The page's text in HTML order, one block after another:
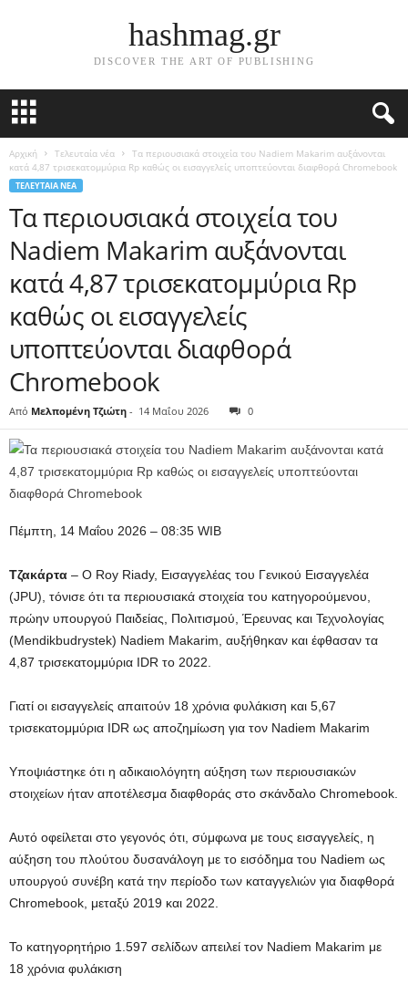
hashmag.gr
DISCOVER THE ART OF PUBLISHING
Αρχική Τελευταία νέα
Τα περιουσιακά στοιχεία του Nadiem Makarim αυξάνονται
κατά 4,87 τρισεκατομμύρια Rp καθώς οι εισαγγελείς υποπτεύονται διαφθορά Chromebook
ΤΕΛΕΥΤΑΊΑ ΝΈΑ
Τα περιουσιακά στοιχεία του
Nadiem Makarim αυξάνονται
κατά 4,87 τρισεκατομμύρια Rp
καθώς οι εισαγγελείς
υποπτεύονται διαφθορά
Chromebook
Από Μελπομένη Τζιώτη - 14 Μαΐου 2026 0
Πέμπτη, 14 Μαΐου 2026 – 08:35 WIB
Τζακάρτα – Ο Roy Riady, Εισαγγελέας του Γενικού Εισαγγελέα
(JPU), τόνισε ότι τα περιουσιακά στοιχεία του κατηγορούμενου,
πρώην υπουργού Παιδείας, Πολιτισμού, Έρευνας και Τεχνολογίας
(Mendikbudrystek) Nadiem Makarim, αυξήθηκαν και έφθασαν τα
4,87 τρισεκατομμύρια IDR το 2022.
Γιατί οι εισαγγελείς απαιτούν 18 χρόνια φυλάκιση και 5,67
τρισεκατομμύρια IDR ως αποζημίωση για τον Nadiem Makarim
Υποψιάστηκε ότι η αδικαιολόγητη αύξηση των περιουσιακών
στοιχείων ήταν αποτέλεσμα διαφθοράς στο σκάνδαλο Chromebook.
Αυτό οφείλεται στο γεγονός ότι, σύμφωνα με τους εισαγγελείς, η
αύξηση του πλούτου δυσανάλογη με το εισόδημα του Nadiem ως
υπουργού συνέβη κατά την περίοδο των καταγγελιών για διαφθορά
Chromebook, μεταξύ 2019 και 2022.
Το κατηγορητήριο 1.597 σελίδων απειλεί τον Nadiem Makarim με
18 χρόνια φυλάκιση